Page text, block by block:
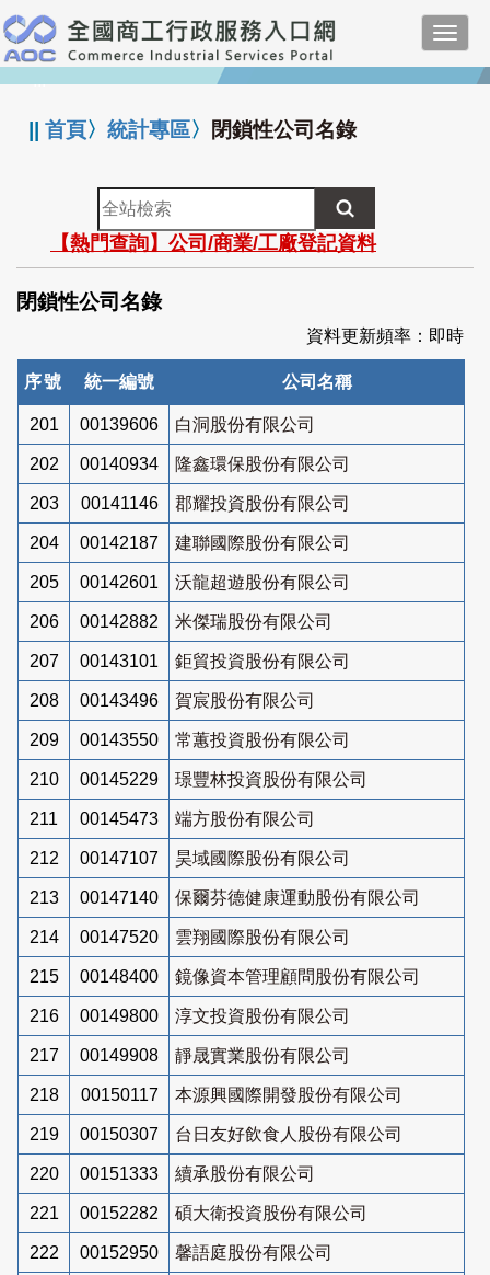
跳
到
主
要
:::
||首頁〉統計專區〉 閉鎖性公司名錄
全
站
檢
索
【熱門查詢】公司/商業/工廠登記資料
閉鎖性公司名錄
資料更新頻率：即時
序號 統一編號 公司名稱
201 00139606 白洞股份有限公司
202 00140934 隆鑫環保股份有限公司
203 00141146 郡耀投資股份有限公司
204 00142187 建聯國際股份有限公司
205 00142601 沃龍超遊股份有限公司
206 00142882 米傑瑞股份有限公司
207 00143101 鉅貿投資股份有限公司
208 00143496 賀宸股份有限公司
209 00143550 常蕙投資股份有限公司
210 00145229 璟豐林投資股份有限公司
211 00145473 端方股份有限公司
212 00147107 昊域國際股份有限公司
213 00147140 保爾芬德健康運動股份有限公司
214 00147520 雲翔國際股份有限公司
215 00148400 鏡像資本管理顧問股份有限公司
216 00149800 淳文投資股份有限公司
217 00149908 靜晟實業股份有限公司
218 00150117 本源興國際開發股份有限公司
219 00150307 台日友好飲食人股份有限公司
220 00151333 續承股份有限公司
221 00152282 碩大衛投資股份有限公司
222 00152950 馨語庭股份有限公司